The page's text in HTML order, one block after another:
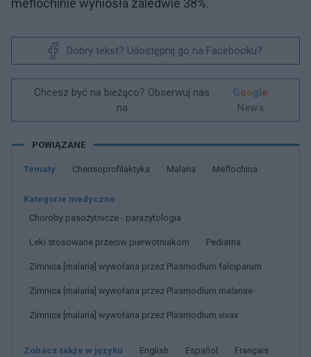
Dobry tekst? Udostępnij go na Facebooku?
Chcesz być na bieżąco? Obserwuj nas
na
Google
News
POWIĄZANE
Tematy Chemioprofilaktyka Malaria Meflochina
Kategorie medyczne
Choroby pasożytnicze - parazytologia
Leki stosowane przeciw pierwotniakom Pediatria
Zimnica [malaria] wywołana przez Plasmodium falciparum
Zimnica [malaria] wywołana przez Plasmodium malariae
Zimnica [malaria] wywołana przez Plasmodium vivax
Zobacz także w języku english español français